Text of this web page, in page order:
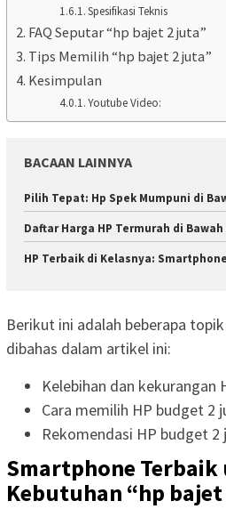
Spesifikasi Teknis
FAQ Seputar “hp bajet 2 juta”
Tips Memilih “hp bajet 2 juta”
Kesimpulan
Youtube Video:
BACAAN LAINNYA
Pilih Tepat: Hp Spek Mumpuni di
Daftar Harga HP Termurah di
HP Terbaik di Kelasnya:
Berikut ini adalah beberapa
dibahas dalam artikel ini:
Kelebihan dan kekurangan
Cara memilih HP budget 2
Rekomendasi HP budget
Smartphone
Kebutuhan “hp